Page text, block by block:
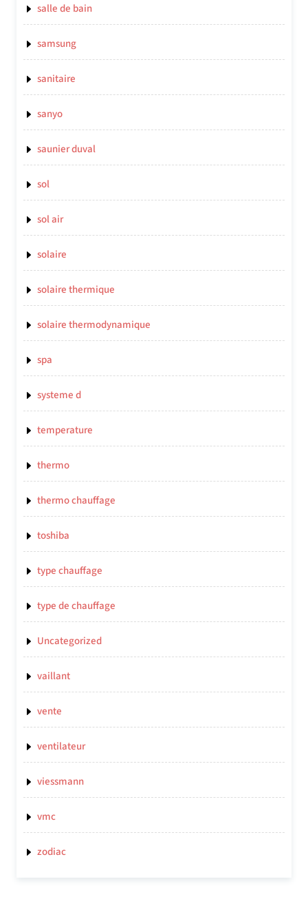
salle de bain
samsung
sanitaire
sanyo
saunier duval
sol
sol air
solaire
solaire thermique
solaire thermodynamique
spa
systeme d
temperature
thermo
thermo chauffage
toshiba
type chauffage
type de chauffage
Uncategorized
vaillant
vente
ventilateur
viessmann
vmc
zodiac